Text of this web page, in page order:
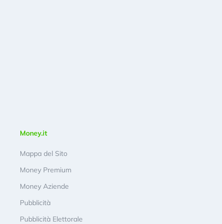
Money.it
Mappa del Sito
Money Premium
Money Aziende
Pubblicità
Pubblicità Elettorale